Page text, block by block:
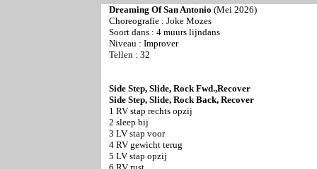
Dreaming Of San Antonio (Mei 2026)
Choreografie : Joke Mozes
Soort dans : 4 muurs lijndans
Niveau : Improver
Tellen : 32
Side Step, Slide, Rock Fwd.,Recover
Side Step, Slide, Rock Back, Recover
1 RV stap rechts opzij
2 sleep bij
3 LV stap voor
4 RV gewicht terug
5 LV stap opzij